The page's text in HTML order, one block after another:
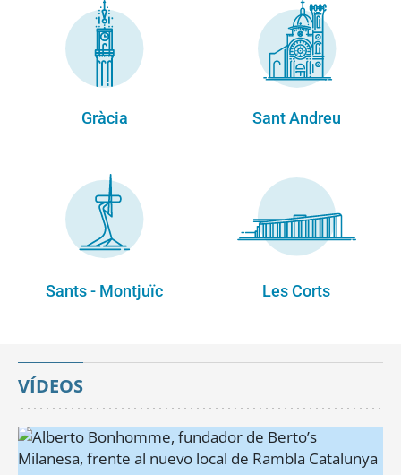
Gràcia Sant Andreu
Sants - Montjuïc Les Corts
VÍDEOS